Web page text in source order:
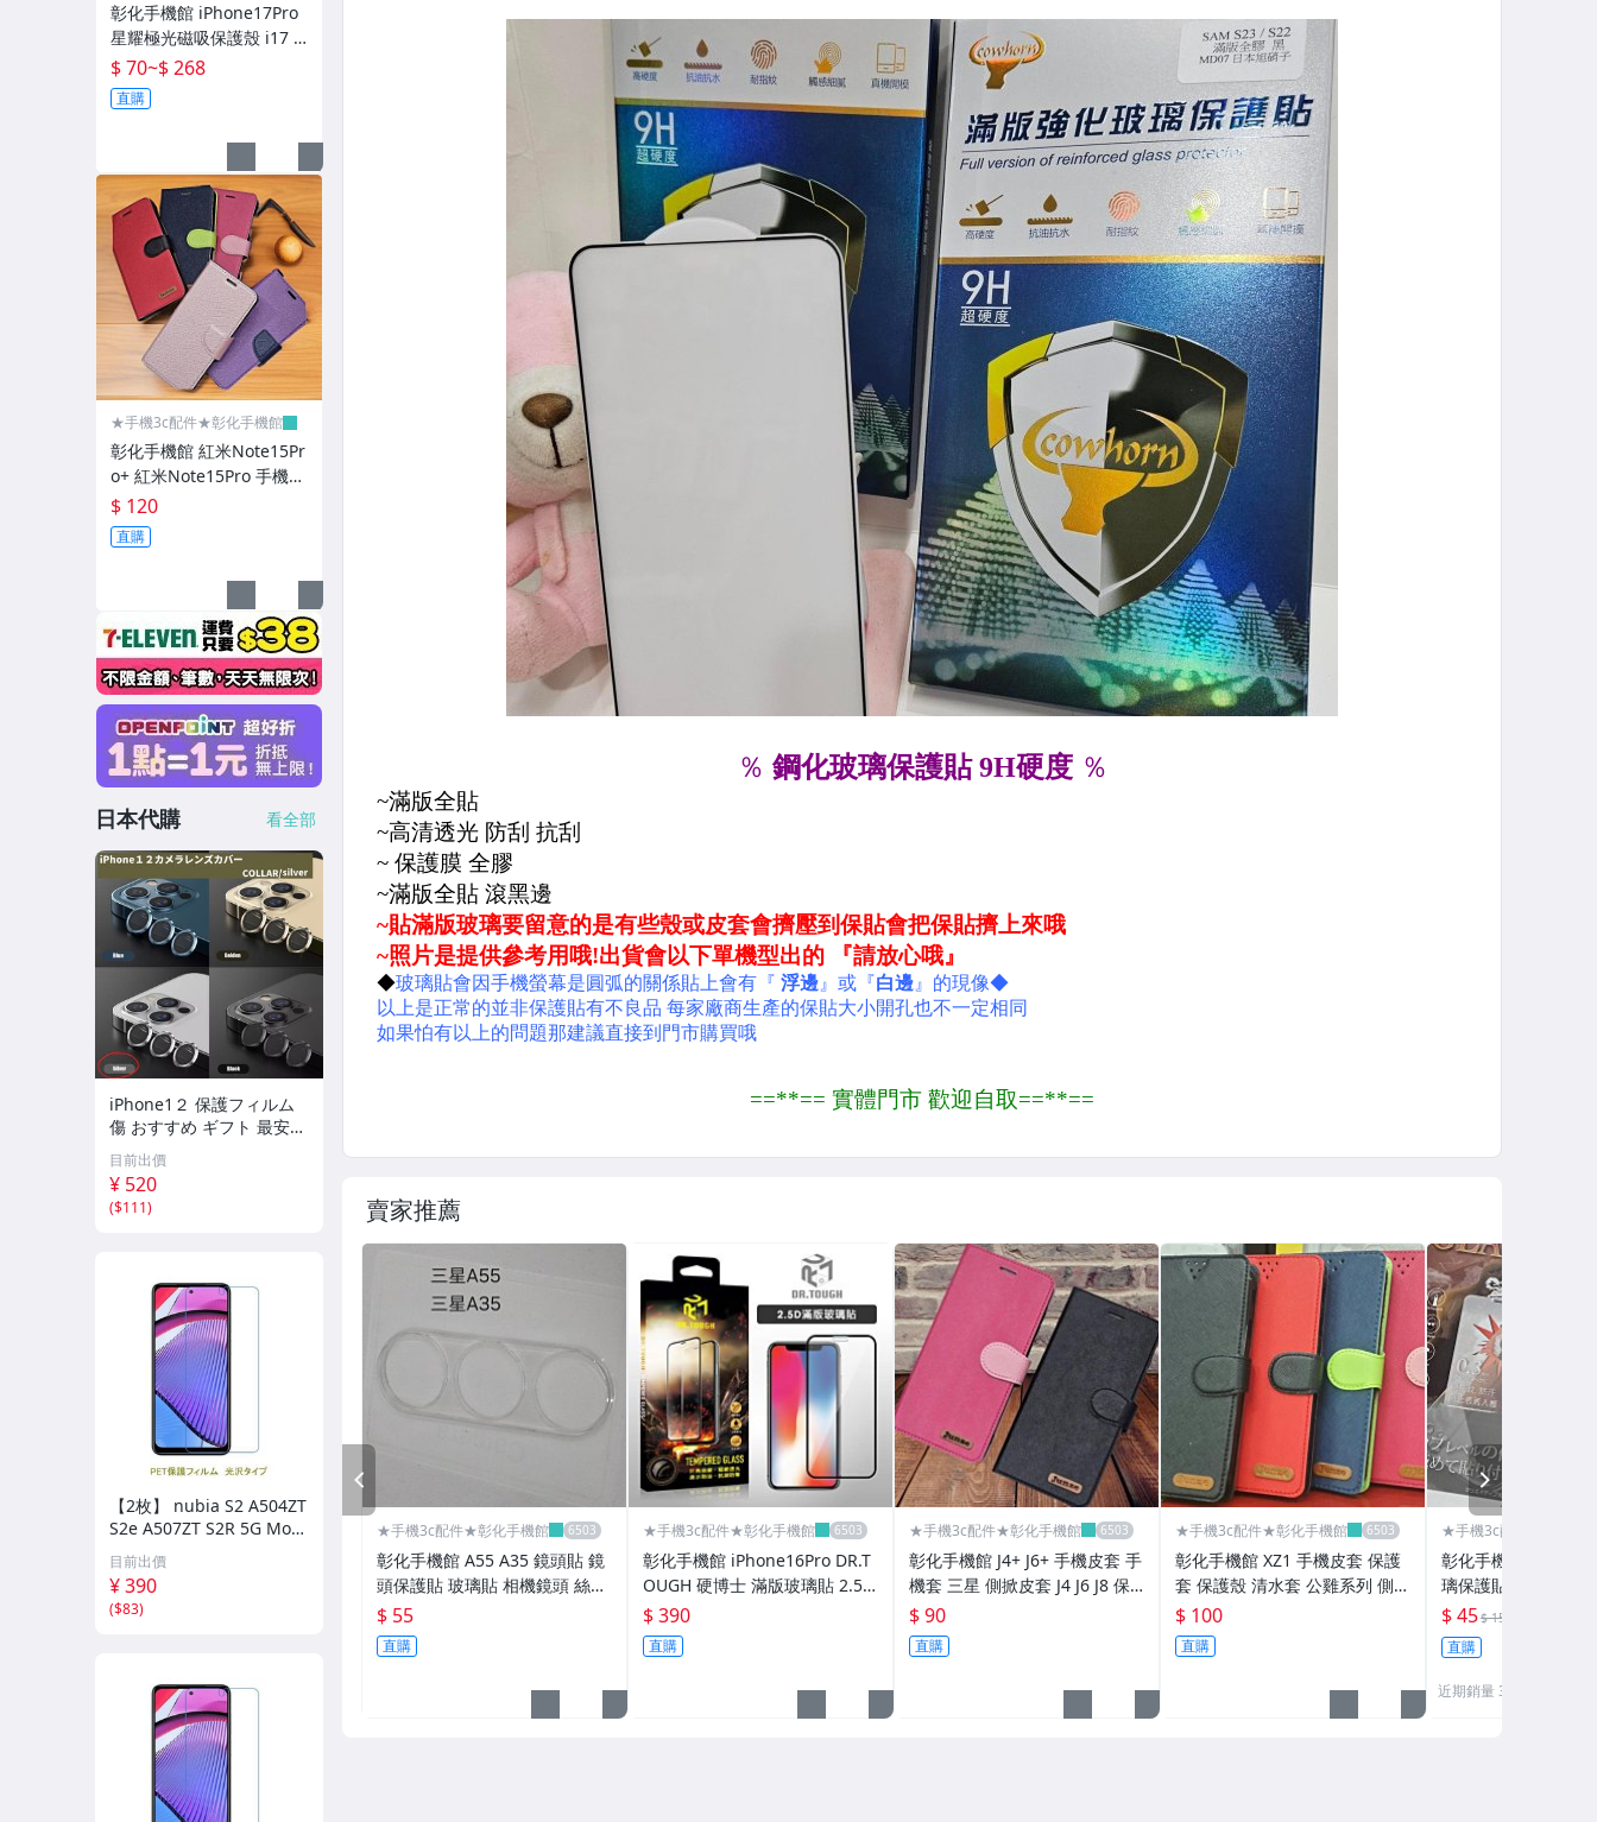
正版-藍寶堅尼
原廠充電線/USB頭
充電頭/USB頭/PD頭
皮套促銷49元起
皮套-其它
平板皮套
平板保護貼
★惡魔
★太樂芬/TGVIS/普格爾
防摔殼-拉絲紋荔枝紋
防摔殼-雙料卡通系列
防摔殼-其它軍規防摔殼
防摔殼-支架款
防摔殼-磁吸殼
空壓殼
空壓殼-三星
空壓殼-iPhone系列
空壓殼-四角加厚
空壓殼-KT/角落
空壓殼-史努比系列
手機殼-KT系列
手機殼-迪士尼系列
手機殼-正版授權卡通
手機殼-出清區
組合區-9H玻保+皮套
手機支架/車架
3C週邊商品
車上用品
賣家推薦
★手機3c配件★彰化手機館
彰化手機館 A55 A35 鏡頭貼 鏡
頭保護貼 玻璃貼 相機鏡頭 絲印
鏡頭玻璃貼 三星
$ 55
直購
★手機3c配件★彰化手機館
彰化手機館 iPhone16Pro DR.T
OUGH 硬博士 滿版玻璃貼 2.5D
iPhone16
$ 390
直購
★手機3c配件★彰化手機館
彰化手機館 J4+ J6+ 手機皮套 手
機套 三星 側掀皮套 J4 J6 J8 保
護套 J4plus J6plus
$ 90
直購
★手機3c配件★彰化手機館
彰化手機館 XZ1 手機皮套 保護
套 保護殼 清水套 公雞系列 側掀
站立 手機套 SONY XZS
$ 100
直購
★手機3c配件★彰化手
彰化手機館 A53
璃保護貼 三星
M32 A32 玻璃貼 螢
$ 45$ 150
直購
近期銷量 3 件
彰化手機館 iPhone17Pro
星耀極光磁吸保護殼 i17 iP
hone17ProMax 防摔殼 手
機殼
$ 70~$ 268
直購
★手機3c配件★彰化手機館
彰化手機館 紅米Note15Pr
o+ 紅米Note15Pro 手機皮
套 側掀皮套 紅米Note15
$ 120
直購
日本代購 看全部
iPhone1２ 保護フィルム
傷 おすすめ ギフト 最安
銀 カメラレンズ
目前出價
¥ 520
($111)
【2枚】 nubia S2 A504ZT
S2e A507ZT S2R 5G Moto
G Power 5G 【PET素材】
液晶保護フィルム 高光沢
クリア D323
目前出價
¥ 390
($83)